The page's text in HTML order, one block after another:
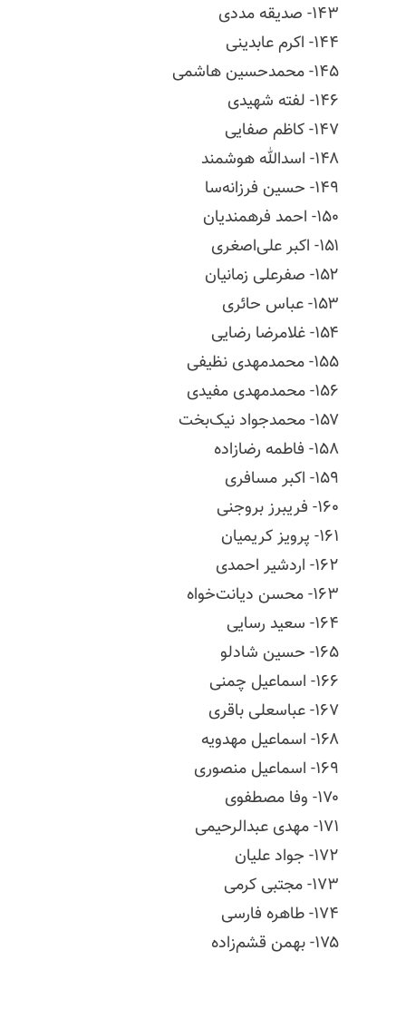
۱۴۳- صدیقه مددی
۱۴۴- اکرم عابدینی
۱۴۵- محمدحسین هاشمی
۱۴۶- لفته شهیدی
۱۴۷- کاظم صفایی
۱۴۸- اسدالله هوشمند
۱۴۹- حسین فرزانه‌سا
۱۵۰- احمد فرهمندیان
۱۵۱- اکبر
علی‌اصغری
۱۵۲- صفرعلی زمانیان
۱۵۳- عباس حائری
۱۵۴- غلامرضا رضایی
۱۵۵- محمدمهدی نظیفی
۱۵۶- محمدمهدی مفیدی
۱۵۷- محمدجواد نیک‌بخت
۱۵۸- فاطمه رضازاده
۱۵۹- اکبر مسافری
۱۶۰- فریبرز بروجنی
۱۶۱- پرویز کریمیان
۱۶۲- اردشیر احمدی
۱۶۳- محسن
دیانت‌خواه
۱۶۴- سعید رسایی
۱۶۵‌- حسین شادلو
۱۶۶- اسماعیل چمنی
۱۶۷- عباسعلی باقری
۱۶۸- اسماعیل مهدویه
۱۶۹- اسماعیل منصوری
۱۷۰- وفا مصطفوی
۱۷۱- مهدی عبدالرحیمی
۱۷۲- جواد علیان
۱۷۳- مجتبی کرمی
۱۷۴- طاهره فارسی
۱۷۵- بهمن
قشم‌زاده